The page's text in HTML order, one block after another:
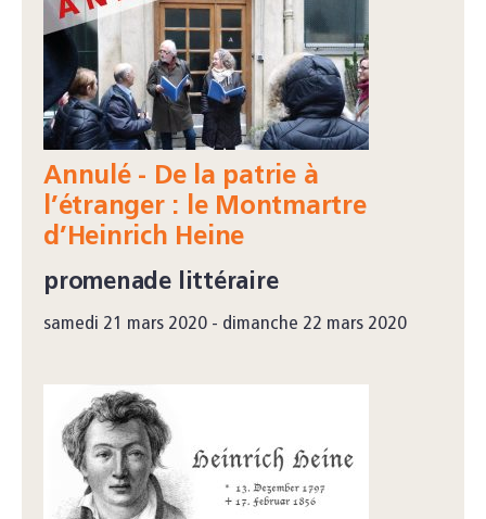
Annulé - De la patrie à
l’étranger : le Montmartre
d’Heinrich Heine
promenade littéraire
samedi 21 mars 2020 - dimanche 22 mars 2020